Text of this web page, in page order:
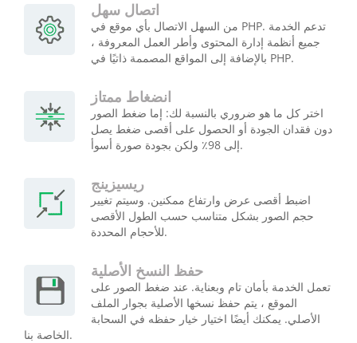
اتصال سهل
من السهل الاتصال بأي موقع في PHP. تدعم الخدمة
جميع أنظمة إدارة المحتوى وأطر العمل المعروفة ،
بالإضافة إلى المواقع المصممة ذاتيًا في PHP.
انضغاط ممتاز
اختر كل ما هو ضروري بالنسبة لك: إما ضغط الصور
دون فقدان الجودة أو الحصول على أقصى ضغط يصل
إلى 98٪ ولكن بجودة صورة أسوأ.
ريسيزينج
اضبط أقصى عرض وارتفاع ممكنين. وسيتم تغيير
حجم الصور بشكل متناسب حسب الطول الأقصى
للأحجام المحددة.
حفظ النسخ الأصلية
تعمل الخدمة بأمان تام وبعناية. عند ضغط الصور على
الموقع ، يتم حفظ نسخها الأصلية بجوار الملف
الأصلي. يمكنك أيضًا اختيار خيار حفظه في السحابة
الخاصة بنا.